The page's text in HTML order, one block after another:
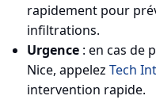
rapidement pour
infiltrations.
Urgence : en cas de
Nice, appelezTech
intervention rapide.